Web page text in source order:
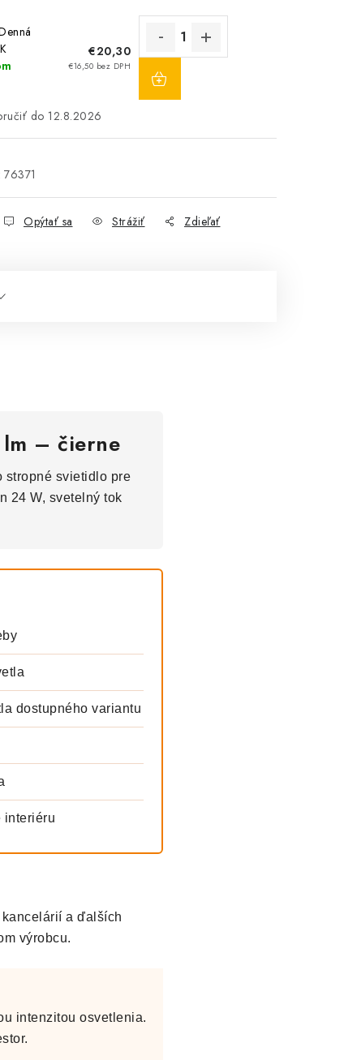
€20,30
€16,50 bez DPH
12.8.2026
76371
Opýtať sa Strážiť Zdieľať
– čierne
stropné svietidlo pre
24 W, svetelný tok
dostupného variantu
interiéru
a ďalších
výrobcu.
intenzitou osvetlenia.